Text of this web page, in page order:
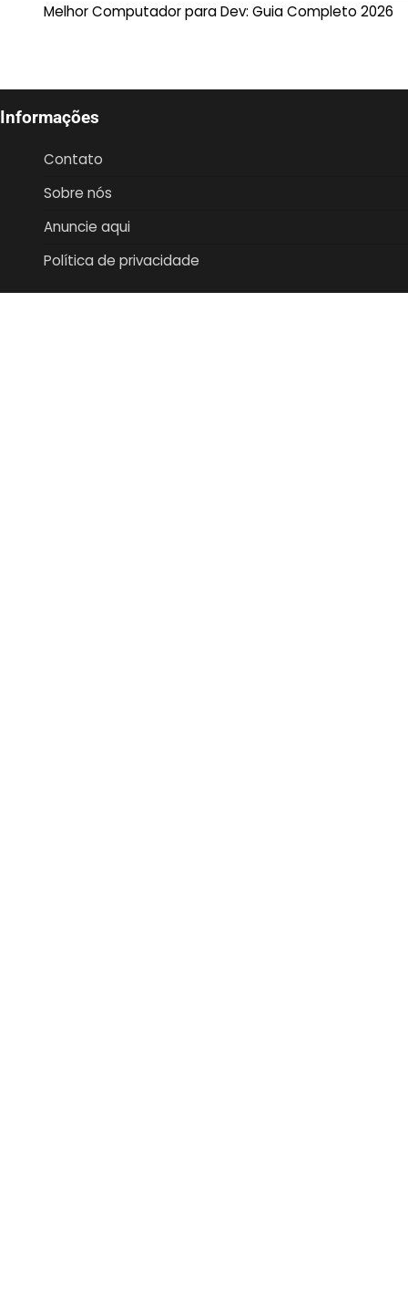
Melhor Computador para Dev: Guia Completo 2026
Informações
Contato
Sobre nós
Anuncie aqui
Política de privacidade